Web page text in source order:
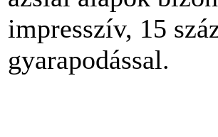
impresszív, 15
gyarapodással.